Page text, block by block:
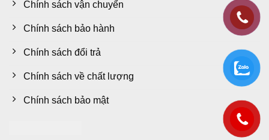
Chính sách vận chuyển
Chính sách bảo hành
Chính sách đổi trả
Chính sách về chất lượng
Chính sách bảo mật